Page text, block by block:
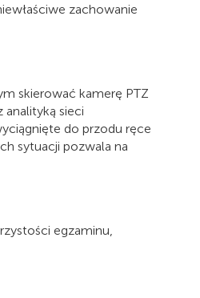
zachowanie
skierować kamerę PTZ
analityką sieci
do przodu ręce
sytuacji pozwala na
egzaminu,